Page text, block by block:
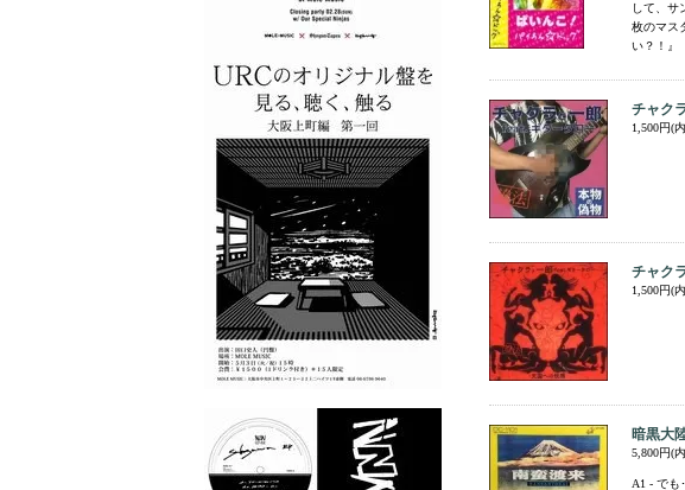
して、サ
枚のマス
い？！』
チャク
1,500円(
チャク
1,500円(
暗黒大
5,800円(
A1 - でも